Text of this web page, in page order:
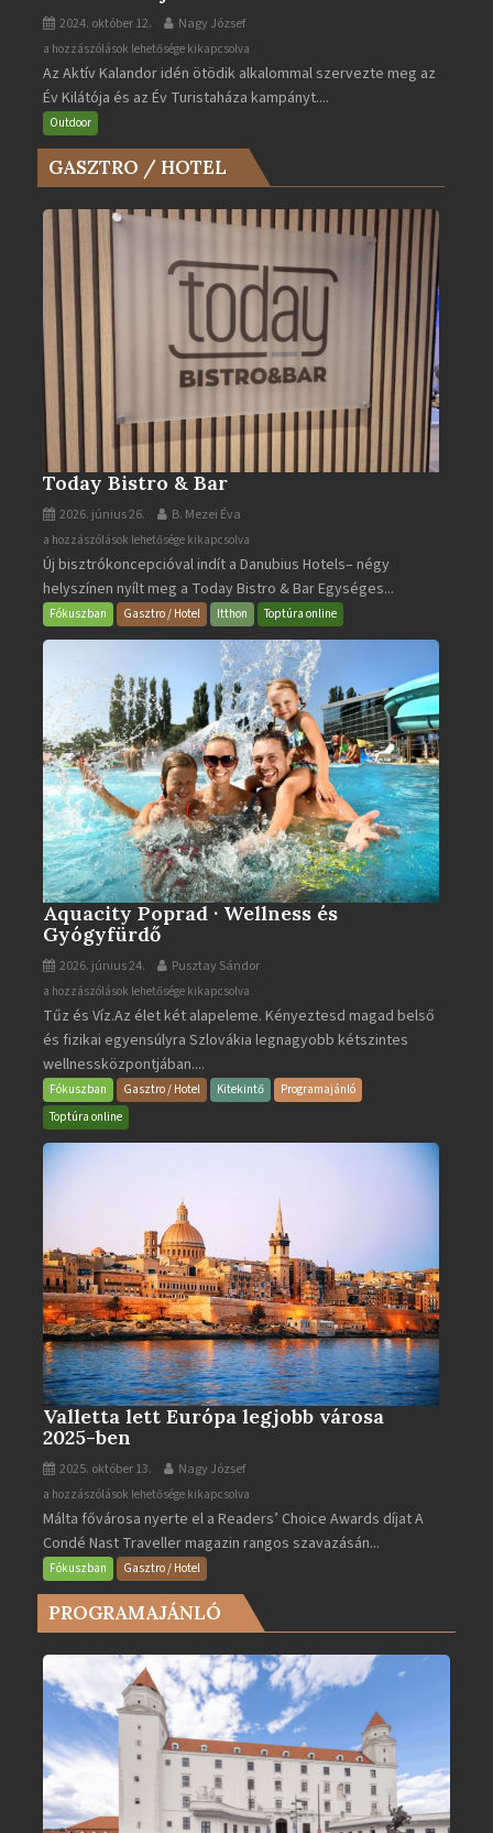
2024. október 12. Nagy József
Az
Év
Kilátója
és
az
Év
bejegyzéshez
a hozzászólások lehetősége kikapcsolva
Az Aktív Kalandor idén ötödik alkalommal szervezte meg az
Év Kilátója és az Év Turistaháza kampányt....
Outdoor
GASZTRO / HOTEL
Today Bistro & Bar
2026. június 26. B. Mezei Éva
Today
Bistro
&
Bar
bejegyzéshez
a hozzászólások lehetősége kikapcsolva
Új bisztrókoncepcióval indít a Danubius Hotels– négy
helyszínen nyílt meg a Today Bistro & Bar Egységes...
Fókuszban Gasztro / Hotel Itthon Toptúra online
Aquacity Poprad · Wellness és
Gyógyfürdő
2026. június 24. Pusztay Sándor
Aquacity
Poprad
·
Wellness
és
Gyógyfürdő
a hozzászólások lehetősége kikapcsolva
Tűz és Víz.Az élet két alapeleme. Kényeztesd magad belső
és fizikai egyensúlyra Szlovákia legnagyobb kétszintes
wellnessközpontjában....
Fókuszban Gasztro / Hotel Kitekintő
Programajánló
Toptúra online
Valletta lett Európa legjobb városa
2025-ben
2025. október 13. Nagy József
Valletta
lett
Európa
legjobb
városa
2025-
bejegyzéshez
a hozzászólások lehetősége kikapcsolva
Málta fővárosa nyerte el a Readers’ Choice Awards díjat A
Condé Nast Traveller magazin rangos szavazásán...
Fókuszban Gasztro / Hotel
PROGRAMAJÁNLÓ